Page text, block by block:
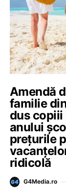
Amendă
familie
dus copiii
anului
prețurile
ridicolă
G4Media.ro